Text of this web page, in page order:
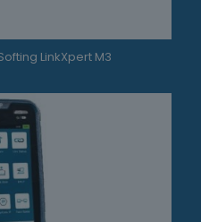
LinkXpert M3